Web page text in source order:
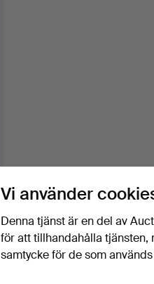
Vi använder
Denna tjänst är en del av
för att tillhandahålla tjänsten,
samtycke för de som